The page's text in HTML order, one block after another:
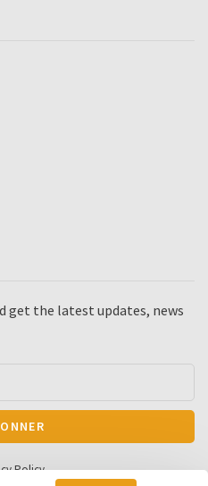
get the latest updates, news
Policy.